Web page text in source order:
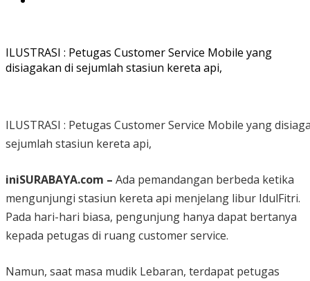
ILUSTRASI : Petugas Customer Service Mobile yang
disiagakan di sejumlah stasiun kereta api,
ILUSTRASI : Petugas Customer Service Mobile yang
sejumlah stasiun kereta api,
iniSURABAYA.com – Ada pemandangan berbeda ketika
mengunjungi stasiun kereta api menjelang libur IdulFitri.
Pada hari-hari biasa, pengunjung hanya dapat bertanya
kepada petugas di ruang customer service.
Namun, saat masa mudik Lebaran, terdapat petugas